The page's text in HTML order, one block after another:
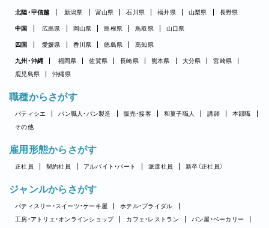
北陸・甲信越 新潟県 富山県 石川県 福井県 山梨県 長野県
中国 広島県 岡山県 島根県 鳥取県 山口県
四国 愛媛県 香川県 徳島県 高知県
九州・沖縄 福岡県 佐賀県 長崎県 熊本県 大分県
宮崎県
鹿児島県
沖縄県
職種からさがす
パティシエ パン職人・パン製造 販売・接客 和菓子職人 講師
本部職
その他
雇用形態からさがす
正社員 契約社員 アルバイト・パート 派遣社員 新卒（正社員）
ジャンルからさがす
パティスリー・スイーツ・ケーキ屋
ホテル・ブライダル
工房・アトリエ・オンラインショップ
カフェ・レストラン
パン屋・ベーカリー